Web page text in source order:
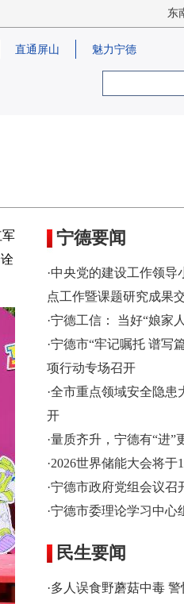
东
直通屏山 魅力宁德
军
宁德要闻
·中央党的建设工作领
点工作暨课题研究成果
·宁德工信： 当好“娘家
·宁德市“牢记嘱托 谱写
项行动专场召开
·全市重点领域安全隐
开
·量质齐升，宁德有“进”
·2026世界储能大会将于
·宁德市政府党组会议召
·宁德市委理论学习中心
民生要闻
·多人误食野蘑菇中毒